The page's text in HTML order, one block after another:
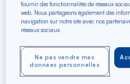
Précédent
AOÛ 2026
N/A*
Aller / Retour —
fournir des fonctionnalités de réseaux
web. Nous partageons également des
navigation sur notre site avec nos
réseaux sociaux.
Ne pas vendre mes
données personnelles